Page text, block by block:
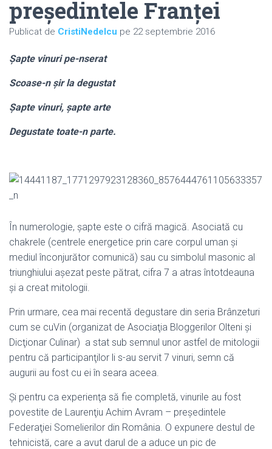
preşedintele Franţei
Publicat de CristiNedelcu pe 22 septembrie 2016
Şapte vinuri pe-nserat
Scoase-n şir la degustat
Şapte vinuri, şapte arte
Degustate toate-n parte.
În numerologie, şapte este o cifră magică. Asociată cu
chakrele (centrele energetice prin care corpul uman şi
mediul înconjurător comunică) sau cu simbolul masonic al
triunghiului aşezat peste pătrat, cifra 7 a atras întotdeauna
şi a creat mitologii.
Prin urmare, cea mai recentă degustare din seria Brânzeturi
cum se cuVin (organizat de Asociaţia Bloggerilor Olteni şi
Dicţionar Culinar) a stat sub semnul unor astfel de mitologii
pentru că participanţilor li s-au servit 7 vinuri, semn că
augurii au fost cu ei în seara aceea.
Şi pentru ca experienţa să fie completă, vinurile au fost
povestite de Laurenţiu Achim Avram – preşedintele
Federaţiei Somelierilor din România. O expunere destul de
tehnicistă, care a avut darul de a aduce un pic de